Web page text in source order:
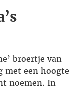
broertje van
met een hoogte
noemen. In